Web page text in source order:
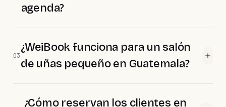
agenda?
03
¿WeiBook funciona para un salón
de uñas pequeño en Guatemala?
¿Cómo reservan los clientes en